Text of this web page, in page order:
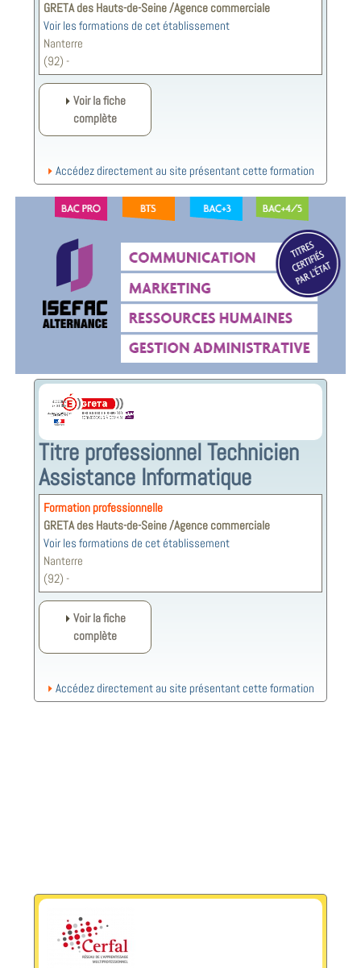
GRETA des Hauts-de-Seine /Agence commerciale
Voir les formations de cet établissement
Nanterre
(92) -
Voir la fiche
complète
Accédez directement au site présentant cette formation
Titre professionnel Technicien
Assistance Informatique
Formation professionnelle
GRETA des Hauts-de-Seine /Agence commerciale
Voir les formations de cet établissement
Nanterre
(92) -
Voir la fiche
complète
Accédez directement au site présentant cette formation